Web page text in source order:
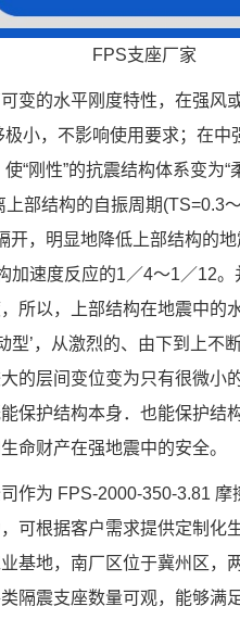
FPS支座厂家
变的水平刚度特性，在强风
小，不影响使用要求；在
“刚性”的抗震结构体系变为
部结构的自振周期(TS=0.3
开，明显地降低上部结构的
加速度反应的1／4～1／12
所以，上部结构在地震中的
型’，从激烈的、由下到上不
的层间变位变为只有很微小
保护结构本身．也能保护结
命财产在强地震中的安全。
作为 FPS-2000-350-3.81
可根据客户需求提供定制化
基地，南厂区位于冀州区，
隔震支座数量可观，能够满